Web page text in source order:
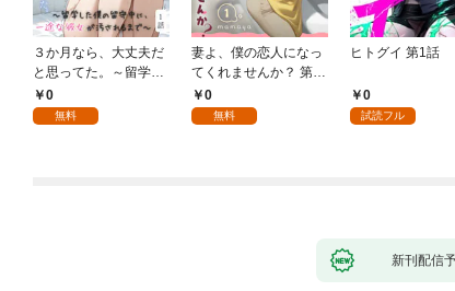
３か月なら、大丈夫だ
と思ってた。～留学し
た僕の留守中に、一途
な彼女が汚されるまで
0
無料
妻よ、僕の恋人になっ
てくれませんか？ 第1
話0
無料
ヒトグイ 第1話
0
試読フル
新刊配信